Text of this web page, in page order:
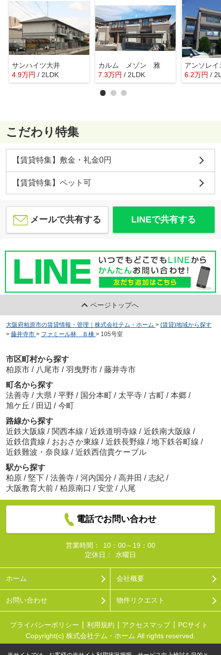
サンハイツ大井
4.9万円 / 2LDK
カルム メゾン 雅
7.3万円 / 2LDK
アンソレイ
6.2万円 /
こだわり特集
【賃貸特集】敷金・礼金0円
【賃貸特集】ペット可
メールで共有する LINEで共有する
ページトップへ
大阪府柏原市の賃貸情報・管理｜株式会社テム・ホーム > (賃貸)地域から探す
> 藤井寺市 > ファミール林 Ｂ棟 > 105号室
市区町村から探す
柏原市 / 八尾市 / 羽曳野市 / 藤井寺市
町名から探す
法善寺 / 大県 / 平野 / 国分本町 / 太平寺 / 古町 / 本郷 /
旭ケ丘 / 田辺 / 今町
路線から探す
近鉄大阪線 / 関西本線 / 近鉄道明寺線 / 近鉄南大阪線 /
近鉄信貴線 / おおさか東線 / 近鉄長野線 / 地下鉄谷町線 /
近鉄難波・奈良線 / 近鉄西信貴ケーブル
駅から探す
柏原 / 堅下 / 法善寺 / 河内国分 / 高井田 / 志紀 /
大阪教育大前 / 柏原南口 / 安堂 / 八尾
電話でお問い合わせ
営業時間：
10：00～19：00
定休日：
水曜日
ホーム 会社概要
お問い合わせ 物件リクエスト
プライバシーポリシー 利用規約 アクセスマップ
PCサイト
Copyright(c) 株式会社テム・ホーム All rights reserved.